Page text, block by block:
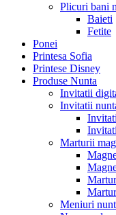
Plicuri bani
Baieti
Fetite
Ponei
Printesa Sofia
Printese Disney
Produse Nunta
Invitatii
Invitatii
Marturii
Meniuri